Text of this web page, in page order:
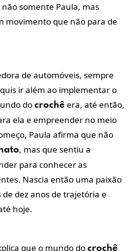
somente Paula, mas
movimento que não para de
de automóveis, sempre
ir além ao implementar o
do crochê era, até então,
ela e empreender no meio
Paula afirma que não
, mas que sentiu a
para conhecer as
Nascia então uma paixão
dez anos de trajetória e
hoje.
que o mundo do crochê